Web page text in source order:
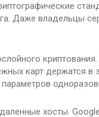
Даже владельцы
карт держатся
хосты.